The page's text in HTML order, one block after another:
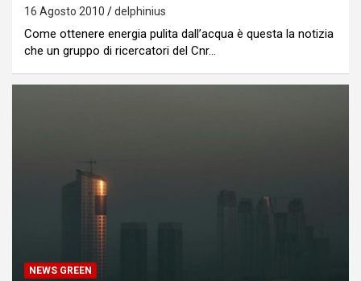
16 Agosto 2010 delphinius
Come ottenere energia pulita dall’acqua è questa la notizia
che un gruppo di ricercatori del Cnr…
NEWS GREEN